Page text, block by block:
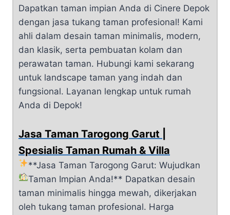
Dapatkan taman impian Anda di Cinere Depok
dengan jasa tukang taman profesional! Kami
ahli dalam desain taman minimalis, modern,
dan klasik, serta pembuatan kolam dan
perawatan taman. Hubungi kami sekarang
untuk landscape taman yang indah dan
fungsional. Layanan lengkap untuk rumah
Anda di Depok!
Jasa Taman Tarogong Garut |
Spesialis Taman Rumah & Villa
**Jasa Taman Tarogong Garut: Wujudkan
Taman Impian Anda!** Dapatkan desain
taman minimalis hingga mewah, dikerjakan
oleh tukang taman profesional. Harga